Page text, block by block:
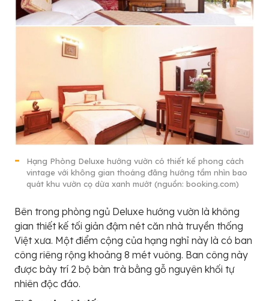
Hạng Phòng Deluxe hướng vườn có thiết kế phong cách
vintage với không gian thoáng đãng hướng tầm nhìn bao
quát khu vườn cọ dừa xanh mướt (nguồn: booking.com)
Bên trong phòng ngủ Deluxe hướng vườn là không
gian thiết kế tối giản đậm nét căn nhà truyền thống
Việt xưa. Một điểm cộng của hạng nghỉ này là có ban
công riêng rộng khoảng 8 mét vuông. Ban công này
được bày trí 2 bộ bàn trà bằng gỗ nguyên khối tự
nhiên độc đáo.